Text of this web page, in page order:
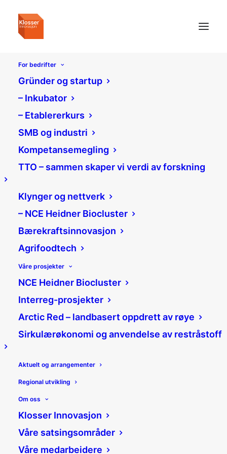
For bedrifter
Gründer og startup
– Inkubator
– Etablererkurs
SMB og industri
Kompetansemegling
TTO – sammen skaper vi verdi av forskning
Klynger og nettverk
– NCE Heidner Biocluster
Bærekraftsinnovasjon
Agrifoodtech
Våre prosjekter
NCE Heidner Biocluster
Interreg-prosjekter
Arctic Red – landbasert oppdrett av røye
Sirkulærøkonomi og anvendelse av restråstoff
Aktuelt og arrangementer
Regional utvikling
Om oss
Klosser Innovasjon
Våre satsingsområder
Våre medarbeidere
Vil ha fortgang i
planene om ny
tømmerterminal
25/09/2019 |
Jannicke Mykkestue
Del:
Effektiv frakt av råstoff og